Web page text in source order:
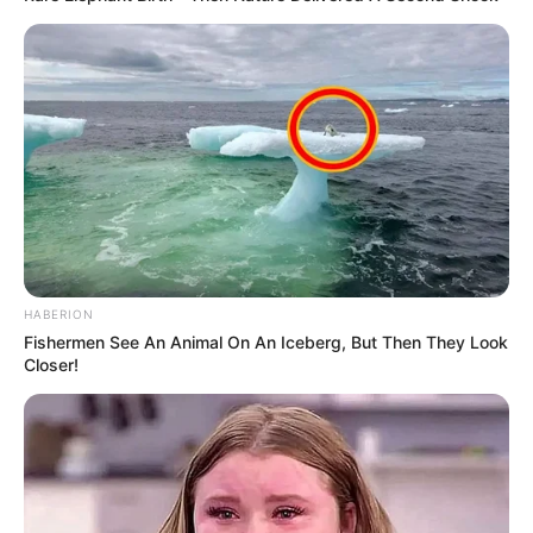
ΚΑΤΑΘΕΣΕΤΕ ΣΕ ΛΟΓΑΡΙΑΣΜΟ ΣΤΗΝ ΕΘΝΙΚΗ
ΜΕ IBAN GR9501104880000048834149733
(ΣΤΟ ΟΝΟΜΑ ΕΥΤΥΧΙΑ ΝΙΚΑ) ΓΡΑΦΟΝΤΑΣ ΩΣ
ΔΙΚΑΙΟΛΟΓΙΑ “ΔΩΡΕΑ” ΚΑΙ ΑΝ ΘΕΛΕΤΕ ΚΑΙ ΤΟ
ΟΝΟΜΑ ΣΑΣ ΓΙΑ ΝΑ ΜΠΟΡΩ ΝΑ ΞΕΡΩ ΠΟΙΟΙ ΜΕ
ΒΟΗΘΑΤΕ
ΥΠΟΣΤΗΡΙΞΤΕ ΤΟΝ ΑΓΩΝΑ ΜΑΣ
Επισκεφτείτετο κανάλι μου στο youtubeαν
ψάχνετε πραγματικά να βρείτε την αλήθεια… Η
Ενημέρωση που δεν θα ακούσετε ποτέ από τα
HABERION
Fishermen See An Animal On An Iceberg, But Then They Look
Closer!